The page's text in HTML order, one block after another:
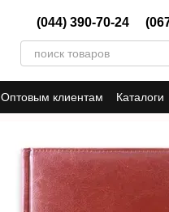
(044) 390-70-24
Оптовым клиентам Каталоги